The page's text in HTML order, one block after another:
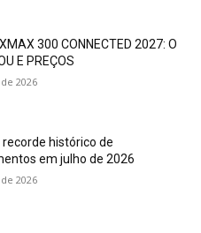
300 CONNECTED 2027: O
E PREÇOS
2026
recorde histórico de
em julho de 2026
2026